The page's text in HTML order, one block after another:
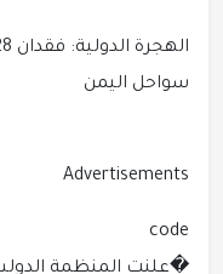
سواحل اليمن
Advertisements
code
�علنت المنظمة